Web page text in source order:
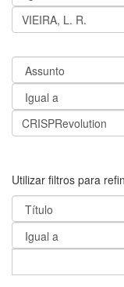
Utilizar filtros para